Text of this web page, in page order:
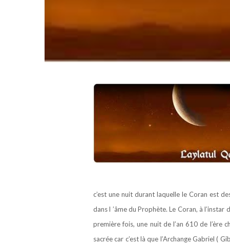
c’est une nuit durant laquelle le Coran est
dans l ’âme du Prophète. Le Coran, à
première fois, une nuit de l’an 610 de l’ère
sacrée car c’est là que l’Archange Gabriel (